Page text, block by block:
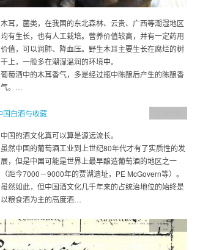
木耳，菌类，在我国的东北森林、云贵、广西等潮湿地区
均有生长，也有人工栽培。营养价值较高，并有一定药用
价值，可以润肺、降血压。野生木耳主要生长在腐烂的树
干上，一般多在潮湿温润的环境中。
葡萄酒中的木耳香气，多是经过瓶中陈酿后产生的陈酿香
气。…
中国的酒文化真可以算是源远流长。
虽然中国的葡萄酒工业到上世纪80年代才有了实质性的发
展，但是中国可能是世界上最早酿造葡萄酒的地区之一
（距今7000－9000年的贾湖遗址，PE McGovern等）。
虽然如此，但中国酒文化几千年来的占统治地位的始终是
以粮食酒为主的高度酒…
产区巡礼